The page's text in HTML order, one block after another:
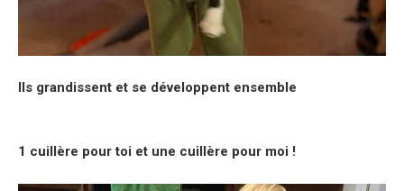
Ils grandissent et se développent ensemble
1 cuillère pour toi et une cuillère pour moi !